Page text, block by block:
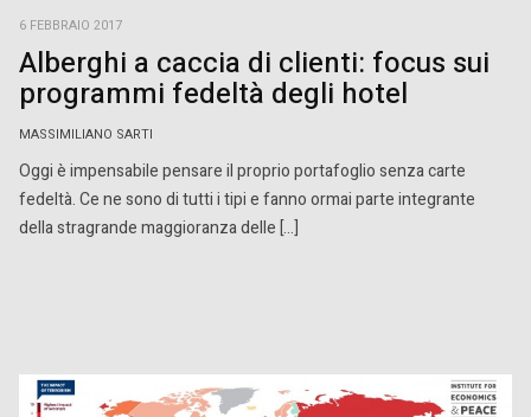
6 FEBBRAIO 2017
Alberghi a caccia di clienti: focus sui
programmi fedeltà degli hotel
MASSIMILIANO SARTI
Oggi è impensabile pensare il proprio portafoglio senza carte
fedeltà. Ce ne sono di tutti i tipi e fanno ormai parte integrante
della stragrande maggioranza delle […]